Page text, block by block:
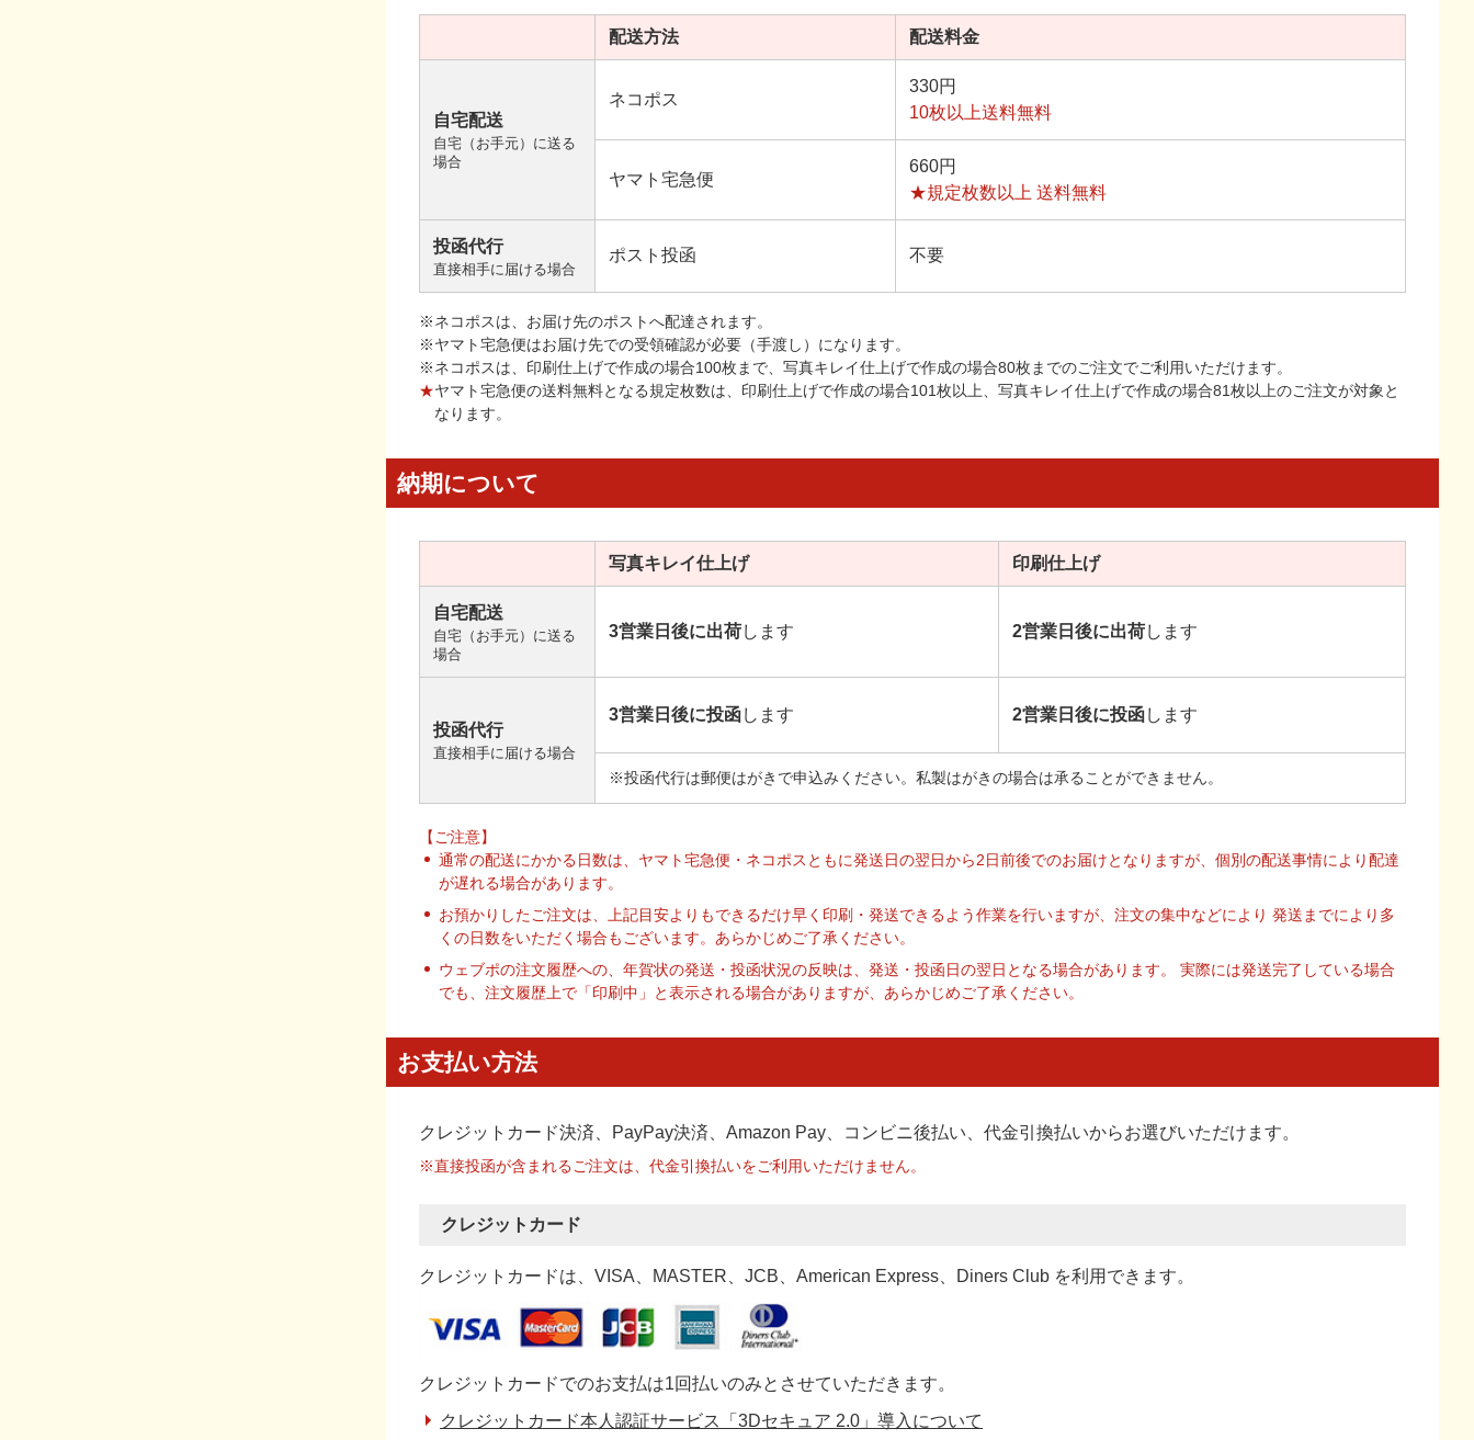
配送方法 配送料金
自宅配送
自宅（お手元）に送る
場合
ネコポス
330円
10枚以上送料無料
ヤマト宅急便
660円
★規定枚数以上 送料無料
投函代行
直接相手に届ける場合
ポスト投函 不要
※ネコポスは、お届け先のポストへ配達されます。
※ヤマト宅急便はお届け先での受領確認が必要（手渡し）になります。
※ネコポスは、印刷仕上げで作成の場合100枚まで、写真キレイ仕上げで作成の場合80枚までのご注文でご利用いただけます。
★ヤマト宅急便の送料無料となる規定枚数は、印刷仕上げで作成の場合101枚以上、写真キレイ仕上げで作成の場合81枚以上のご注文が対象と
なります。
納期について
写真キレイ仕上げ 印刷仕上げ
自宅配送
自宅（お手元）に送る
場合
3営業日後に出荷します 2営業日後に出荷します
投函代行
直接相手に届ける場合
3営業日後に投函します 2営業日後に投函します
※投函代行は郵便はがきで申込みください。私製はがきの場合は承ることができません。
【ご注意】
通常の配送にかかる日数は、ヤマト宅急便・ネコポスともに発送日の翌日から2日前後でのお届けとなりますが、個別の配送事情により配達
が遅れる場合があります。
お預かりしたご注文は、上記目安よりもできるだけ早く印刷・発送できるよう作業を行いますが、注文の集中などにより 発送までにより多
くの日数をいただく場合もございます。あらかじめご了承ください。
ウェブポの注文履歴への、年賀状の発送・投函状況の反映は、発送・投函日の翌日となる場合があります。 実際には発送完了している場合
でも、注文履歴上で「印刷中」と表示される場合がありますが、あらかじめご了承ください。
お支払い方法
クレジットカード決済、PayPay決済 、Amazon Pay、コンビニ後払い、代金引換払いからお選びいただけます。
※直接投函が含まれるご注文は、代金引換払いをご利用いただけません。
クレジットカード
クレジットカードは、VISA、MASTER、JCB、American Express、Diners Club を利用できます。
クレジットカードでのお支払は1回払いのみとさせていただきます。
クレジットカード本人認証サービス「3Dセキュア 2.0」導入について